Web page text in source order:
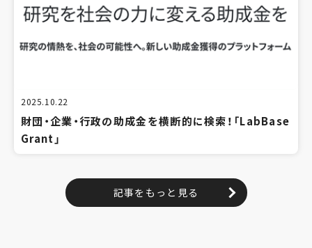
2025.10.22
財団・企業・行政の助成金を横断的に検索！「LabBase
Grant」
記事をもっと見る